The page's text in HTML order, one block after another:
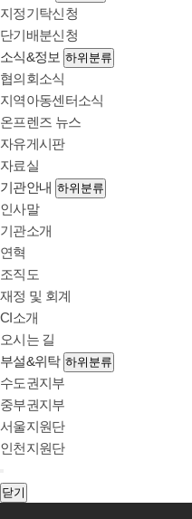
지정기탁신청
단기배분신청
소식&정보 하위분류
협의회소식
지역아동센터소식
온프렌즈 뉴스
자유게시판
자료실
기관안내 하위분류
인사말
기관소개
연혁
조직도
재정 및 회계
CI소개
오시는 길
부설&위탁 하위분류
수도권지부
중부권지부
서울지원단
인천지원단
닫기